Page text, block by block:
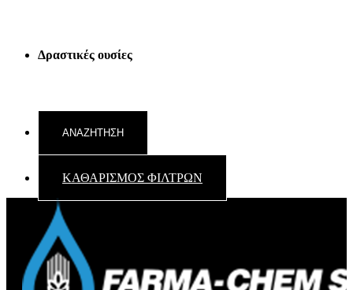
Δραστικές ουσίες
ΚΑΘΑΡΙΣΜΟΣ ΦΙΛΤΡΩΝ